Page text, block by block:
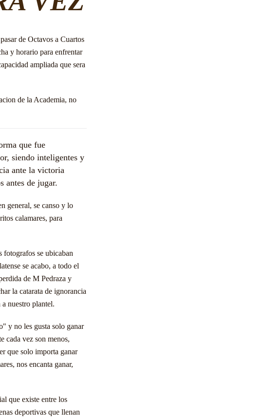
de Octavos a Cuartos
y horario para enfrentar
ampliada que sera
de la Academia, no
que fue
siendo inteligentes y
ante la victoria
antes de jugar.
general, se canso y lo
calamares, para
fotografos se ubicaban
se acabo, a todo el
de M Pedraza y
la catarata de ignorancia
nuestro plantel.
y no les gusta solo ganar
cada vez son menos,
que solo importa ganar
nos encanta ganar,
que existe entre los
deportivas que llenan